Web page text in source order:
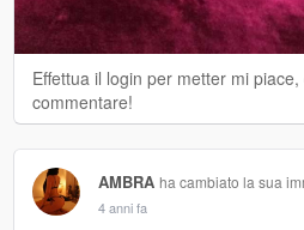
Effettua il login per metter mi
commentare!
AMBRA ha cambiato la sua
4 anni fa